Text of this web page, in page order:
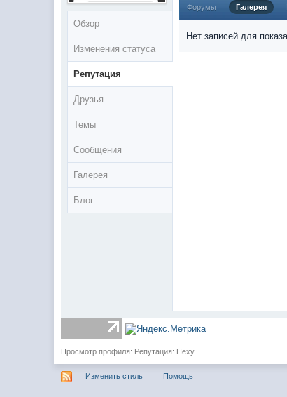
Обзор
Изменения статуса
Репутация
Друзья
Темы
Сообщения
Галерея
Блог
Форумы Галерея
Нет записей для
Просмотр профиля: Репутация: Hexy
Изменить стиль Помощь